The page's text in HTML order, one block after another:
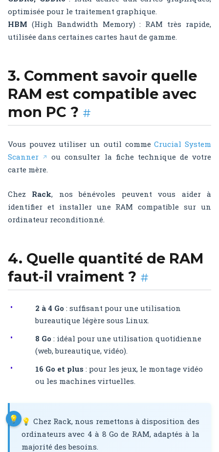
optimisée pour le traitement graphique.
HBM (High Bandwidth Memory) : RAM très rapide,
utilisée dans certaines cartes haut de gamme.
3. Comment savoir quelle
RAM est compatible avec
mon PC ? #
Vous pouvez utiliser un outil commeCrucial System
Scanner ↗
ou consulter la fiche technique de votre
carte mère.
Chez Rack, nos bénévoles peuvent vous aider à
identifier et installer une RAM compatible sur un
ordinateur reconditionné.
4. Quelle quantité de RAM
faut-il vraiment ? #
2 à 4 Go : suffisant pour une utilisation
bureautique légère sous Linux.
8 Go : idéal pour une utilisation quotidienne
(web, bureautique, vidéo).
16 Go et plus : pour les jeux, le montage vidéo
ou les machines virtuelles.
💡 Chez Rack, nous remettons à disposition des
ordinateurs avec 4 à 8 Go de RAM, adaptés à la
majorité des besoins.